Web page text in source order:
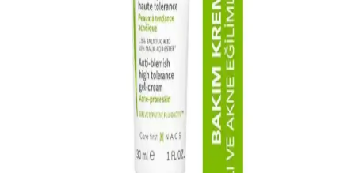
Cilt jelleri, akneye yatkın ciltlerde sebum kontrolü ve gözenek
temizliği sağlar. Doğru ürün seçimi ve düzenli kullanım, sağlıklı ve
dengeli cilt görünümüne ulaşmada önemli rol oynar.
Akne ve Siyah Nokta Sorunlarına Yönelik Yüz
Temizleyici Seçimi ve Kullanımı Rehberi
Akne ve siyah nokta sorunlarına uygun yüz temizleyicilerin
özellikleri, içerikleri ve seçim ipuçlarıyla cilt sağlığınızı koruyun ve